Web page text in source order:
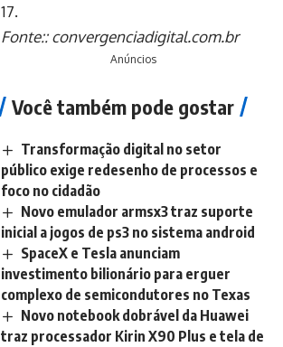
17.
Fonte::convergenciadigital.com.br
Anúncios
Você também pode gostar
Transformação digital no setor
público exige redesenho de processos e
foco no cidadão
Novo emulador armsx3 traz suporte
inicial a jogos de ps3 no sistema android
SpaceX e Tesla anunciam
investimento bilionário para erguer
complexo de semicondutores no Texas
Novo notebook dobrável da Huawei
traz processador Kirin X90 Plus e tela de